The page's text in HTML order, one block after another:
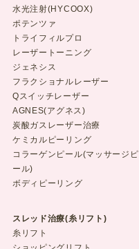
水光注射(HYCOOX)
ポテンツァ
トライフィルプロ
レーザートーニング
ジェネシス
フラクショナルレーザー
Qスイッチレーザー
AGNES(アグネス)
炭酸ガスレーザー治療
ケミカルピーリング
コラーゲンピール(マッサージピ
ール)
ボディピーリング
スレッド治療(糸リフト)
糸リフト